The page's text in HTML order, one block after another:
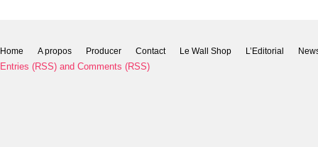
Home A propos Producer Contact Le Wall Shop L’Editorial
Entries (RSS) and Comments (RSS)